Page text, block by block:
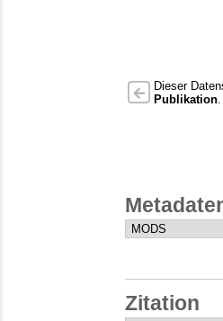
Dieser
Publikation
Zitation